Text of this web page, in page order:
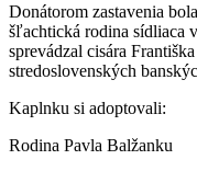
Donátorom zastavenia
šľachtická rodina sídliaca
sprevádzal cisára
stredoslovenských
Kaplnku si adoptovali:
Rodina Pavla Balžanku